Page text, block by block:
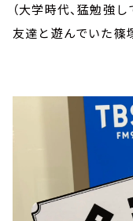
（大学時代、猛勉強
友達と遊んでいた篠